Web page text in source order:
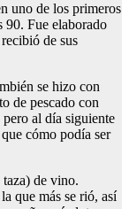
uno de los primeros
90. Fue elaborado
de sus
se hizo con
de pescado con
al día siguiente
cómo podía ser
de vino.
que más se rió, así